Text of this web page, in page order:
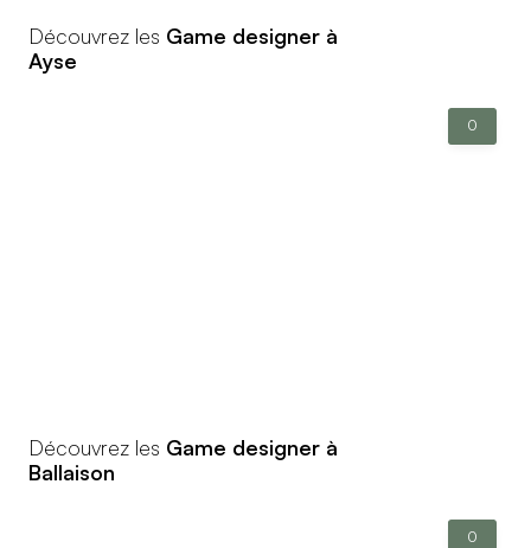
Découvrez les Game designer à
Ayse
0
Découvrez les Game designer à
Ballaison
0